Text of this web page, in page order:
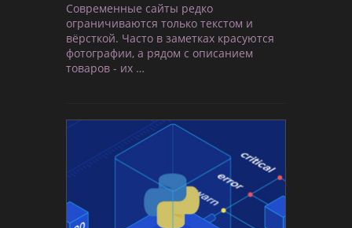
Современные сайты редко
ограничиваются только текстом и
вёрсткой. Часто в заметках красуются
фотографии, а рядом с описанием
товаров - их …